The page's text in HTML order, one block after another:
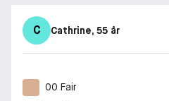
C Cathrine, 55 år
00 Fair